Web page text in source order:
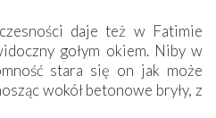
daje też w Fatimie
gołym okiem. Niby w
stara się on jak może
wokół betonowe bryły, z